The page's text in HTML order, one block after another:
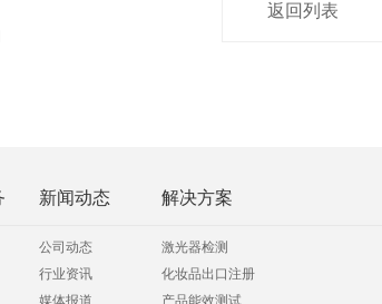
返回列表
新闻动态
公司动态
行业资讯
媒体报道
解决方案
激光器检测
化妆品出口注册
产品能效测试